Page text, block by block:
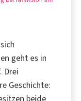
geht es in
Drei
Geschichte:
beide